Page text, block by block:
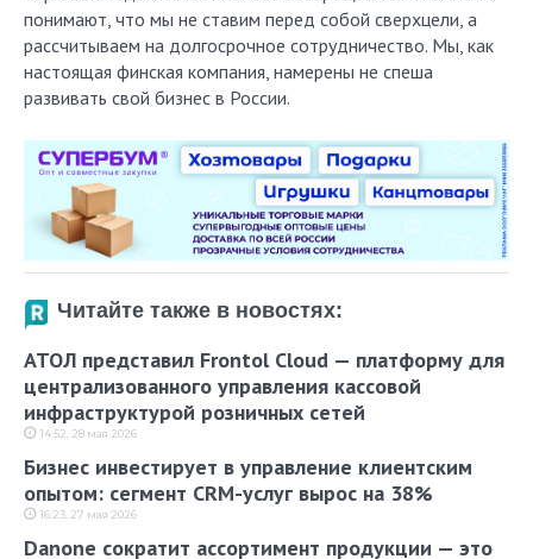
понимают, что мы не ставим перед собой сверхцели, а
рассчитываем на долгосрочное сотрудничество. Мы, как
настоящая финская компания, намерены не спеша
развивать свой бизнес в России.
Читайте также в новостях:
АТОЛ представил Frontol Cloud — платформу для
централизованного управления кассовой
инфраструктурой розничных сетей
14:52, 28 мая 2026
Бизнес инвестирует в управление клиентским
опытом: сегмент CRM-услуг вырос на 38%
16:23, 27 мая 2026
Danone сократит ассортимент продукции — это